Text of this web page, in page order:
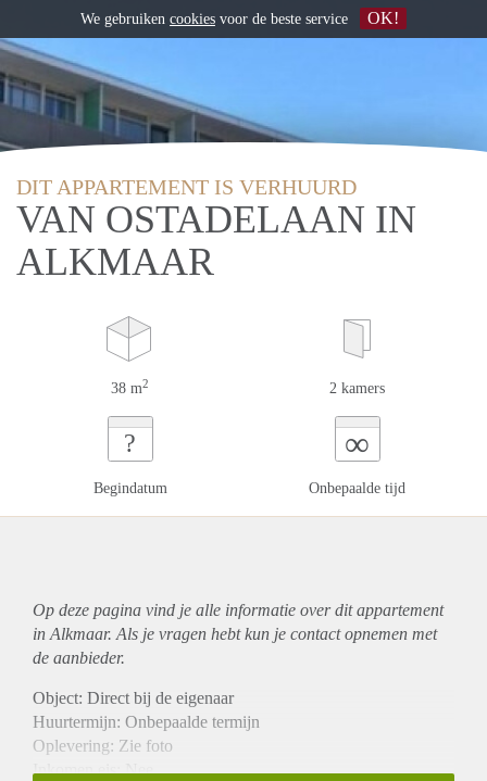
DIT APPARTEMENT IS VERHUURD
VAN OSTADELAAN IN
ALKMAAR
38 m2 2 kamers
?
Begindatum
∞
Onbepaalde tijd
Op deze pagina vind je alle informatie over ditappartement
in Alkmaar. Als je vragen hebt kun je contact opnemen met
de aanbieder.
Object: Direct bij de eigenaar
Huurtermijn: Onbepaalde termijn
Oplevering: Zie foto
Inkomen eis: Nee
We gebruiken cookies voor de beste service OK!